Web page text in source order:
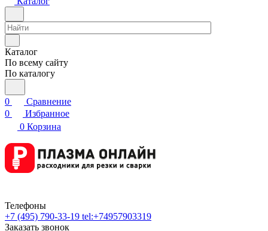
Каталог
По всему сайту
По каталогу
0
Сравнение
0
Избранное
0 Корзина
Телефоны
+7 (495) 790-33-19 tel:+74957903319
Заказать звонок